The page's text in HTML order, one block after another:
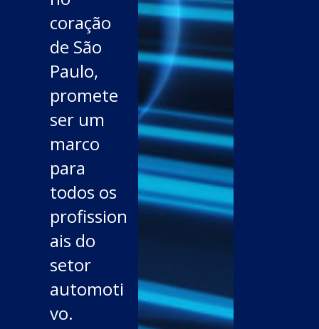
coração
de São
Paulo,
promete
ser um
marco
para
todos os
profission
ais do
setor
automoti
vo.